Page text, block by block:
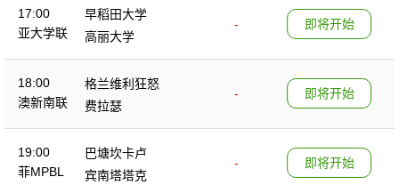
17:00
亚大学联
早稻田大学
-
高丽大学
即将开始
18:00
澳新南联
格兰维利狂怒
-
费拉瑟
即将开始
19:00
菲MPBL
巴塘坎卡卢
-
宾南塔塔克
即将开始